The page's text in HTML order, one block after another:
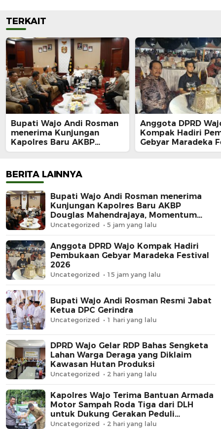
TERKAIT
Bupati Wajo Andi Rosman
menerima Kunjungan
Kapolres Baru AKBP
Douglas Mahendrajaya,
Sinergi
Anggota DPRD
Kompak Hadiri
Gebyar Maradeka
2026
BERITA LAINNYA
Bupati Wajo Andi Rosman menerima
Kunjungan Kapolres Baru AKBP
Douglas Mahendrajaya, Momentum
Memperkuat Sinergi
Uncategorized 5 jam yang lalu
Anggota DPRD Wajo Kompak Hadiri
Pembukaan Gebyar Maradeka Festival
2026
Uncategorized 15 jam yang lalu
Bupati Wajo Andi Rosman Resmi Jabat
Ketua DPC Gerindra
Uncategorized 1 hari yang lalu
DPRD Wajo Gelar RDP Bahas Sengketa
Lahan Warga Deraga yang Diklaim
Kawasan Hutan Produksi
Uncategorized 2 hari yang lalu
Kapolres Wajo Terima Bantuan Armada
Motor Sampah Roda Tiga dari DLH
untuk Dukung Gerakan Peduli
Lingkungan
Uncategorized 2 hari yang lalu